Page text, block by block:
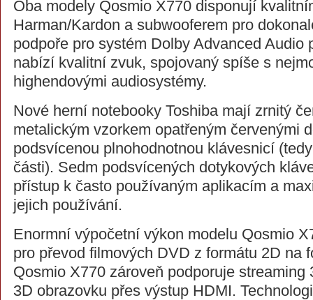
Oba modely Qosmio X770 disponují
Harman/Kardon a subwooferem pro
podpoře pro systém Dolby Advanced Audio
nabízí kvalitní zvuk, spojovaný spíše s
highendovými audiosystémy.
Nové herní notebooky Toshiba mají zrnitý
metalickým vzorkem opatřeným červenými
podsvícenou plnohodnotnou klávesnicí
části). Sedm podsvícených dotykových
přístup k často používaným aplikacím a
jejich používání.
Enormní výpočetní výkon modelu Qosmio
pro převod filmových DVD z formátu 2D na
Qosmio X770 zároveň podporuje streaming
3D obrazovku přes výstup HDMI.